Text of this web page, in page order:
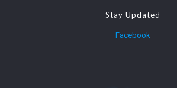
Stay Updated
Facebook